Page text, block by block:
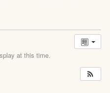
at this time.